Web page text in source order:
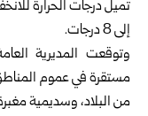
إلى 8 درجات.
وتوقعت المديرية
مستقرة في عموم
من البلاد، وسديمية